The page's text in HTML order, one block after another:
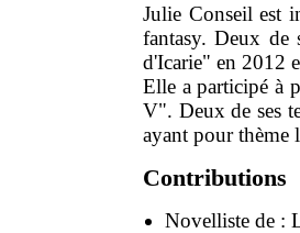
Julie Conseil est
fantasy. Deux de
d'Icarie" en 2012
Elle a participé à
V". Deux de ses
ayant pour thème
Contributions
Novelliste de :